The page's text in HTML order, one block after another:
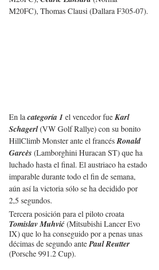
M20FC), Thomas Clausi (Dallara F305-07).
En la categoría 1 el vencedor fue Karl
Schagerl (VW Golf Rallye) con su bonito
HillClimb Monster ante el francés Ronald
Garcès (Lamborghini Huracan ST) que ha
luchado hasta el final. El austriaco ha estado
imparable durante todo el fin de semana,
aún así la victoria sólo se ha decidido por
2,5 segundos.
Tercera posición para el piloto croata
Tomislav Muhvić (Mitsubishi Lancer Evo
IX) que lo ha conseguido por a penas unas
décimas de segundo ante Paul Reutter
(Porsche 991.2 Cup).